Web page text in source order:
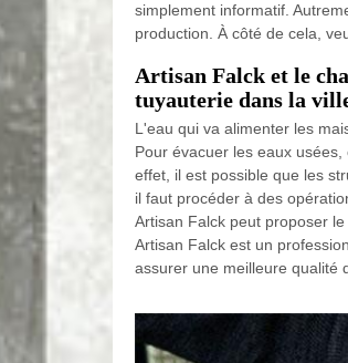
simplement informatif.
production. À côté de cela,
Artisan Falck et le
tuyauterie dans la
L'eau qui va alimenter les
Pour évacuer les eaux
effet, il est possible que les
il faut procéder à des
Artisan Falck peut proposer
Artisan Falck est un
assurer une meilleure qualité